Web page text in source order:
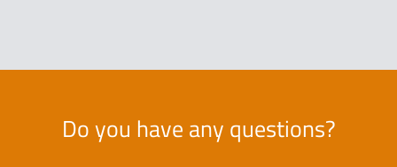
Do you have any questions?